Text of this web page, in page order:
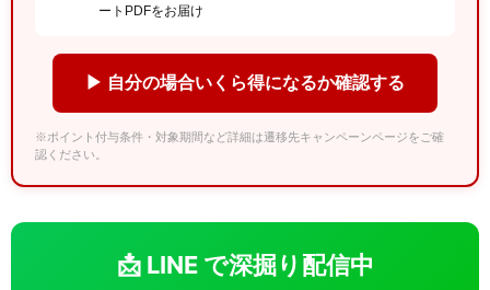
ートPDFをお届け
▶ 自分の場合いくら得になるか確認する
※ポイント付与条件・対象期間など詳細は遷移先キャンペーンページをご確
認ください。
📩 LINE で深掘り配信中